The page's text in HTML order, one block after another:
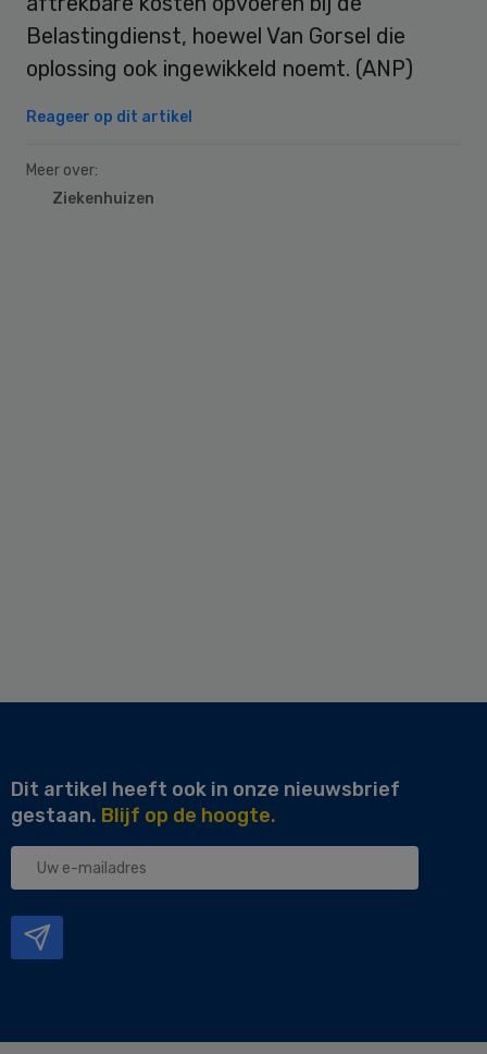
Belastingdienst, hoewel Van Gorsel die
oplossing ook ingewikkeld noemt. (ANP)
Reageer op dit artikel
Meer over:
Ziekenhuizen
Dit artikel heeft ook in onze nieuwsbrief
gestaan. Blijf op de hoogte.
Uw